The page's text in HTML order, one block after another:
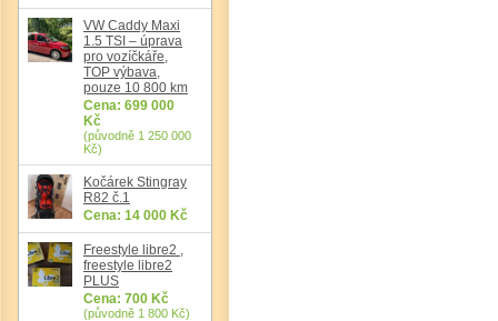
VW Caddy Maxi
1.5 TSI – úprava
pro vozíčkáře,
TOP výbava,
pouze 10 800 km
Cena: 699 000
Kč
(původně 1 250 000
Kč)
Kočárek Stingray
R82 č.1
Cena: 14 000 Kč
Freestyle libre2 ,
freestyle libre2
PLUS
Cena: 700 Kč
(původně 1 800 Kč)